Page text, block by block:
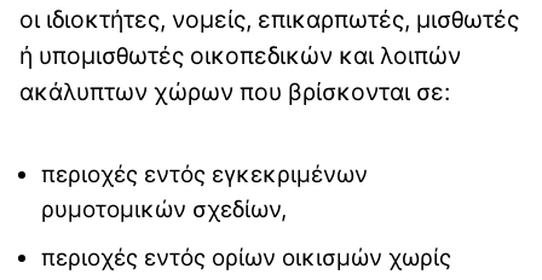
οι ιδιοκτήτες, νομείς, επικαρπωτές, μισθωτές
ή υπομισθωτές οικοπεδικών και λοιπών
ακάλυπτων χώρων που βρίσκονται σε:
περιοχές εντός εγκεκριμένων
ρυμοτομικών σχεδίων,
περιοχές εντός ορίων οικισμών χωρίς